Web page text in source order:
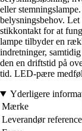
eller
belysningsbehov.
stikkontakt for at
lampe tilbyder en
indretninger,
den en driftstid på
tid. LED-pære
Yderligere
Mærke
Leverandør reference